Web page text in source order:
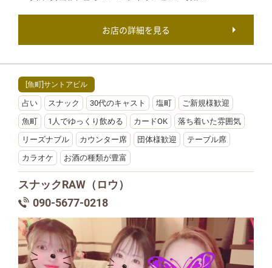
お店の詳細を見る
[魚町]サントアビル
占い スナック 30代のキャスト 塩町
ご新規様歓迎
魚町
1人でゆっくり飲める カードOK
落ち着いた雰囲気
リーズナブル
カウンター席 団体様歓迎
テーブル席
カラオケ
お酒の種類が豊富
スナックRAW（ロウ）
090-5677-0218